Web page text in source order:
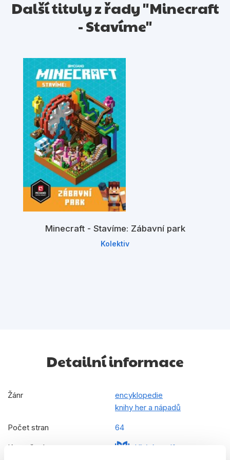
Další tituly z řady "Minecraft
- Stavíme"
Minecraft - Stavíme: Zábavní park
Kolektiv
Detailní informace
Žánr
encyklopedie
knihy her a nápadů
Počet stran 64
Ke stažení Ukázka.pdf